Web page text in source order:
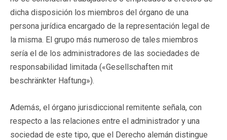
dicha disposición los miembros del órgano de una
persona jurídica encargado de la representación legal de
la misma. El grupo más numeroso de tales miembros
sería el de los administradores de las sociedades de
responsabilidad limitada («Gesellschaften mit
beschränkter Haftung»).
Además, el órgano jurisdiccional remitente señala, con
respecto a las relaciones entre el administrador y una
sociedad de este tipo, que el Derecho alemán distingue